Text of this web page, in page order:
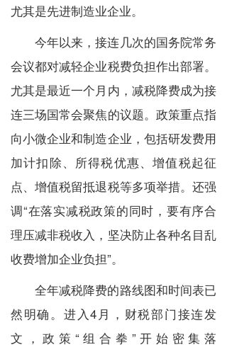
尤其是先进制造业企业。
今年以来，接连几次的国务院常务
会议都对减轻企业税费负担作出部署。
尤其是最近一个月内，减税降费成为接
连三场国常会聚焦的议题。政策重点指
向小微企业和制造企业，包括研发费用
加计扣除、所得税优惠、增值税起征
点、增值税留抵退税等多项举措。还强
调“在落实减税政策的同时，要有序合
理压减非税收入，坚决防止各种名目乱
收费增加企业负担”。
全年减税降费的路线图和时间表已
然明确。进入4 月，财税部门接连发
文，政策 “ 组合拳 ”开始密集落